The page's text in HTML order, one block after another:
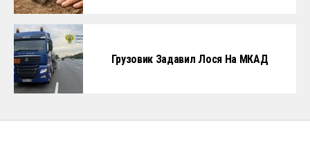
Грузовик Задавил Лося На МКАД